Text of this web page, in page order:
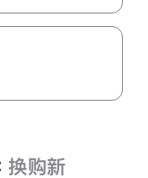
换购新